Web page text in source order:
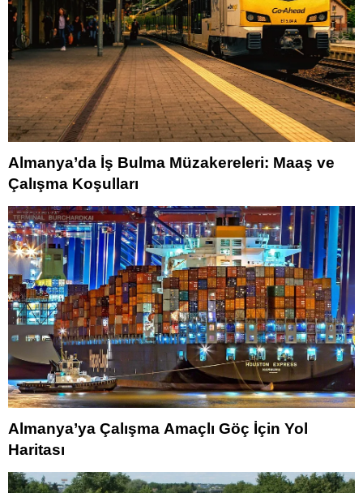
Almanya’da İş Bulma Müzakereleri: Maaş ve
Çalışma Koşulları
Almanya’ya Çalışma Amaçlı Göç İçin Yol
Haritası